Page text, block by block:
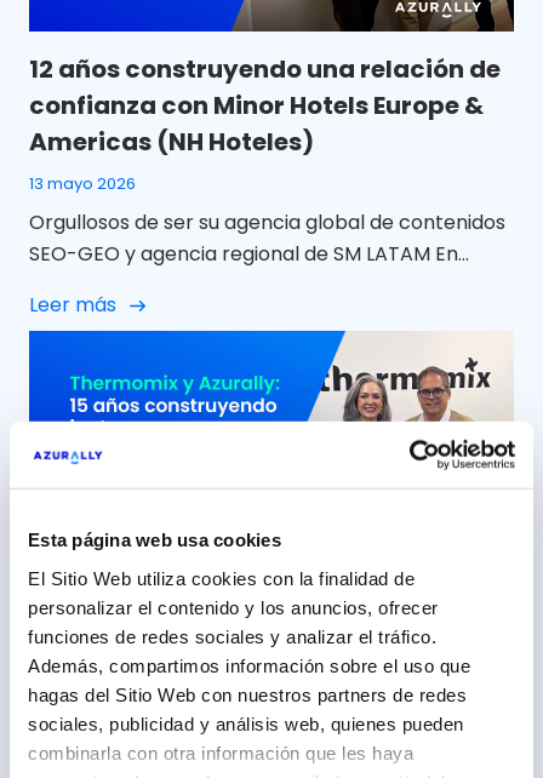
Esta página web usa cookies
El Sitio Web utiliza cookies con la finalidad de
personalizar el contenido y los anuncios, ofrecer
funciones de redes sociales y analizar el tráfico.
Además, compartimos información sobre el uso que
hagas del Sitio Web con nuestros partners de redes
sociales, publicidad y análisis web, quienes pueden
combinarla con otra información que les haya
12 años construyendo una relación de
confianza con Minor Hotels Europe &
Americas (NH Hoteles)
13 mayo 2026
Orgullosos de ser su agencia global de contenidos
SEO-GEO y agencia regional de SM LATAM En
Minor Hotels Europe & Americas (NH Hoteles) una
relación que, con el paso del tiempo, ha ido mucho
más allá de un proyecto puntual para convertirse
en una alianza sólida, cercana y […]
Leer más
15 años construyendo junto a
Thermomix, una marca ‘aliada’
5 mayo 2026
Azurally, más de una década como partner